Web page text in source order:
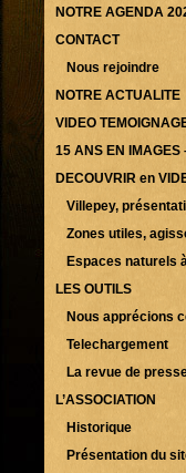
NOTRE AGENDA
CONTACT
Nous rejoindre
NOTRE ACTUALITE
VIDEO
15 ANS EN IMAGES
DECOUVRIR en
Villepey,
Zones utiles,
Espaces naturels
LES OUTILS
Nous apprécions
Telechargement
La revue de
L’ASSOCIATION
Historique
Présentation du